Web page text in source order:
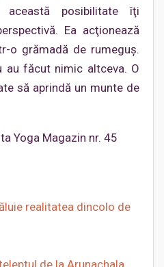
posibilitate îţi
Ea acţionează
o grămadă de rumeguş.
au făcut nimic altceva. O
să aprindă un munte de
Yoga Magazin nr. 45
realitatea dincolo de
de la Arunachala